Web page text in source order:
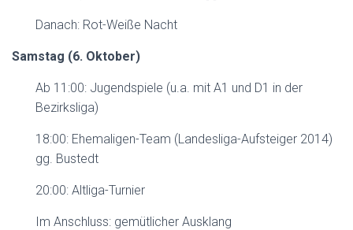
Danach: Rot-Weiße Nacht
Samstag (6. Oktober)
Ab 11:00: Jugendspiele (u.a. mit A1 und D1 in der
Bezirksliga)
18:00: Ehemaligen-Team (Landesliga-Aufsteiger 2014)
gg. Bustedt
20:00: Altliga-Turnier
Im Anschluss: gemütlicher Ausklang